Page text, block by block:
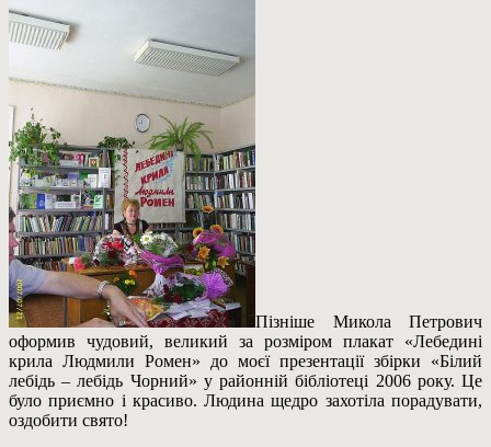
Пізніше Микола Петрович
оформив чудовий, великий за розміром плакат «Лебедині
крила Людмили Ромен» до моєї презентації збірки «Білий
лебідь – лебідь Чорний» у районній бібліотеці 2006 року. Це
було приємно і красиво. Людина щедро захотіла порадувати,
оздобити свято!